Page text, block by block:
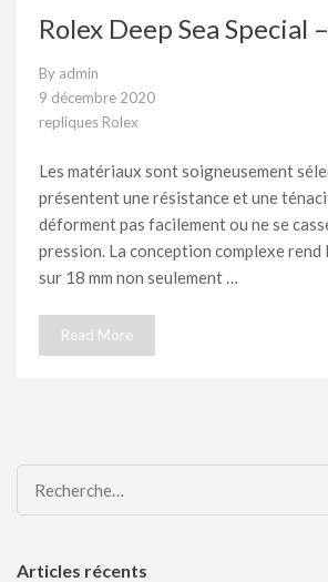
Rolex Deep Sea Special
By admin
9 décembre 2020
repliques Rolex
Les matériaux sont soigneusement
présentent une résistance et une
déforment pas facilement ou ne se
pression. La conception complexe rend
sur 18 mm non seulement …
Read More
Rechercher :
Articles récents